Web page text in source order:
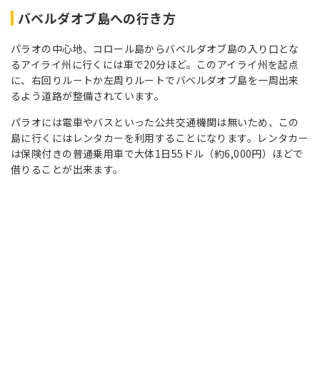
バベルダオブ島への行き方
パラオの中心地、コロール島からバベルダオブ島の入り口とな
るアイライ州に行くには車で20分ほど。このアイライ州を起点
に、右回りルートか左周りルートでバベルダオブ島を一周出来
るよう道路が整備されています。
パラオには電車やバスといった公共交通機関は無いため、この
島に行くにはレンタカーを利用することになります。レンタカー
は保険付きの普通乗用車で大体1日55ドル（約6,000円）ほどで
借りることが出来ます。